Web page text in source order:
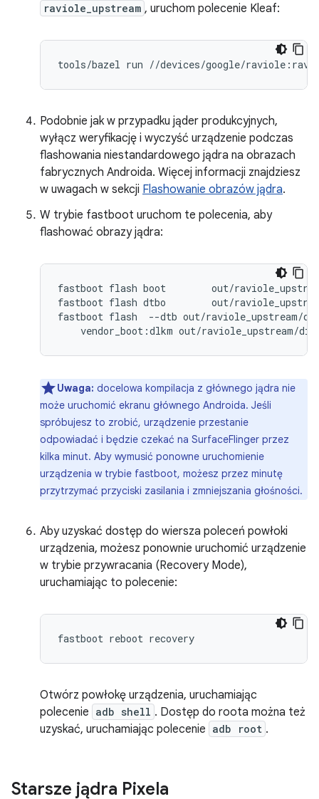
raviole_upstream , uruchom polecenie Kleaf:
tools/bazel run //devices/google/raviole :
Podobnie jak w przypadku jąder produkcyjnych,
wyłącz weryfikację i wyczyść urządzenie podczas
flashowania niestandardowego jądra na obrazach
fabrycznych Androida. Więcej informacji znajdziesz
w uwagach w sekcji Flashowanie obrazów jądra.
W trybie fastboot uruchom te polecenia, aby
flashować obrazy jądra:
fastboot flash boot        out/
fastboot flash dtbo        out/
fastboot flash  --dtb out/raviole_upstream/
Uwaga: docelowa kompilacja z głównego jądra nie
może uruchomić ekranu głównego Androida. Jeśli
spróbujesz to zrobić, urządzenie przestanie
odpowiadać i będzie czekać na SurfaceFlinger przez
kilka minut. Aby wymusić ponowne uruchomienie
urządzenia w trybie fastboot, możesz przez minutę
przytrzymać przyciski zasilania i zmniejszania głośności.
Aby uzyskać dostęp do wiersza poleceń powłoki
urządzenia, możesz ponownie uruchomić urządzenie
w trybie przywracania (Recovery Mode),
uruchamiając to polecenie:
Otwórz powłokę urządzenia, uruchamiając
polecenie adb shell . Dostęp do roota można też
uzyskać, uruchamiając polecenie adb root .
Starsze jądra Pixela